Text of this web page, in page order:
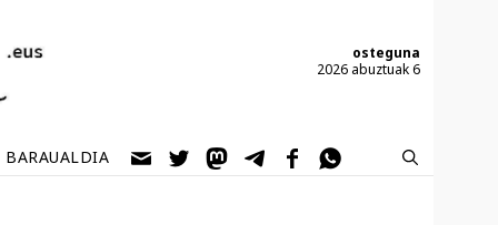
osteguna
2026 abuztuak 6
BARAUALDIA